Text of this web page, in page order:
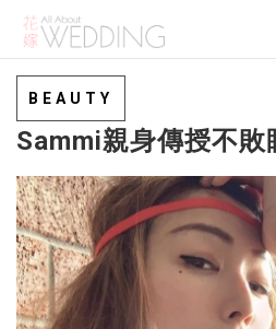
BEAUTY
Sammi親身傳授不敗